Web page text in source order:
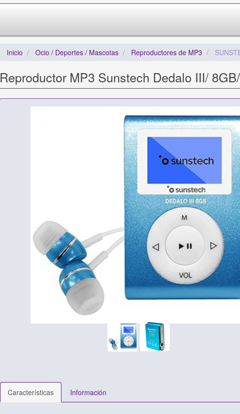
Inicio Ocio / Deportes / Mascotas Reproductores de MP3
Reproductor MP3 Sunstech Dedalo III/
Características Información